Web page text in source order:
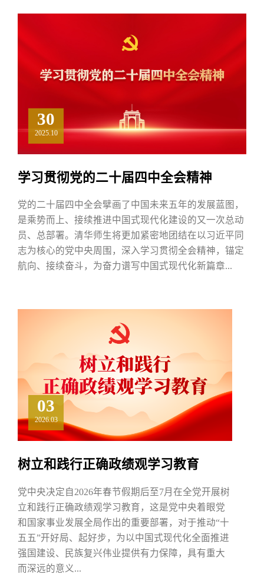
30
2025.10
学习贯彻党的二十届四中全会精神
党的二十届四中全会擘画了中国未来五年的发展蓝图，
是乘势而上、接续推进中国式现代化建设的又一次总动
员、总部署。清华师生将更加紧密地团结在以习近平同
志为核心的党中央周围，深入学习贯彻全会精神，锚定
航向、接续奋斗，为奋力谱写中国式现代化新篇章...
03
2026.03
树立和践行正确政绩观学习教育
党中央决定自2026年春节假期后至7月在全党开展树
立和践行正确政绩观学习教育，这是党中央着眼党
和国家事业发展全局作出的重要部署，对于推动“十
五五”开好局、起好步，为以中国式现代化全面推进
强国建设、民族复兴伟业提供有力保障，具有重大
而深远的意义...